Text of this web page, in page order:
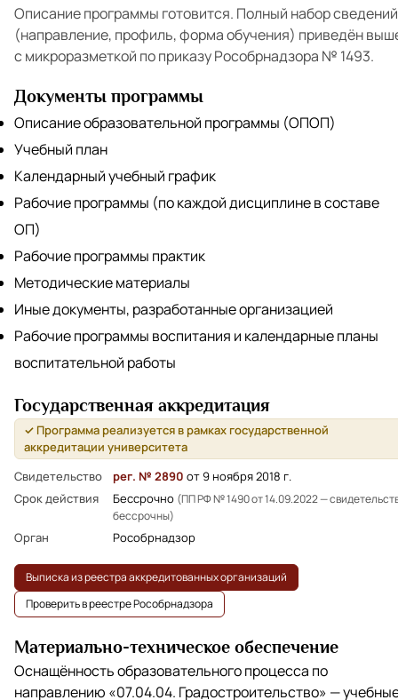
Описание программы готовится. Полный набор сведений
(направление, профиль, форма обучения) приведён
с микроразметкой по приказу Рособрнадзора № 1493.
Документы программы
Описание образовательной программы (ОПОП)
Учебный план
Календарный учебный график
Рабочие программы (по каждой дисциплине в составе
ОП)
Рабочие программы практик
Методические материалы
Иные документы, разработанные организацией
Рабочие программы воспитания и календарные планы
воспитательной работы
Государственная аккредитация
✓ Программа реализуется в рамках государственной
аккредитации университета
Свидетельство
рег. № 2890 от 9 ноября 2018 г.
Срок действия
Бессрочно (ПП РФ № 1490 от 14.09.2022 —
бессрочны)
Орган Рособрнадзор
Выписка из реестра аккредитованных организаций
Проверить в реестре Рособрнадзора
Материально-техническое обеспечение
Оснащённость образовательного процесса по
направлению «07.04.04. Градостроительство» —